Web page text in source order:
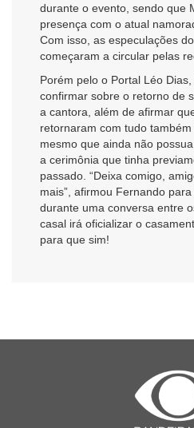
durante o evento, sendo que
presença com o atual
Com isso, as especulações
começaram a circular pelas
Porém pelo o Portal Léo
confirmar sobre o retorno de
a cantora, além de afirmar
retornaram com tudo também
mesmo que ainda não
a cerimônia que tinha
passado. “Deixa comigo,
mais”, afirmou Fernando
durante uma conversa entre
casal irá oficializar o
para que sim!